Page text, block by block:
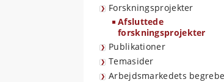
Forskningsprojekter
Afsluttede
forskningsprojekter
Publikationer
Temasider
Arbejdsmarkedets